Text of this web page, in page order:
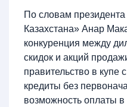
По словам
Казахстана» Анар
конкуренция между
скидок и акций
правительство в
кредиты без
возможность оплаты в